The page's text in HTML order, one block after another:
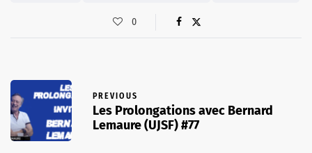
0
PREVIOUS
Les Prolongations avec Bernard
Lemaure (UJSF) #77